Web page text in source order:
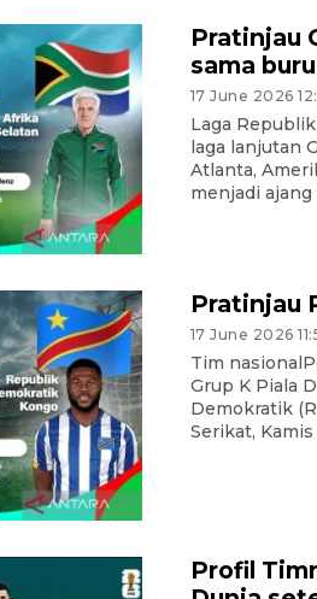
Pratinjau
sama
17 June 2026
Laga
laga lanjutan
Atlanta,
menjadi
Pratinjau
17 June 2026
Tim
Grup K Piala
Demokratik
Serikat, Kamis
Profil